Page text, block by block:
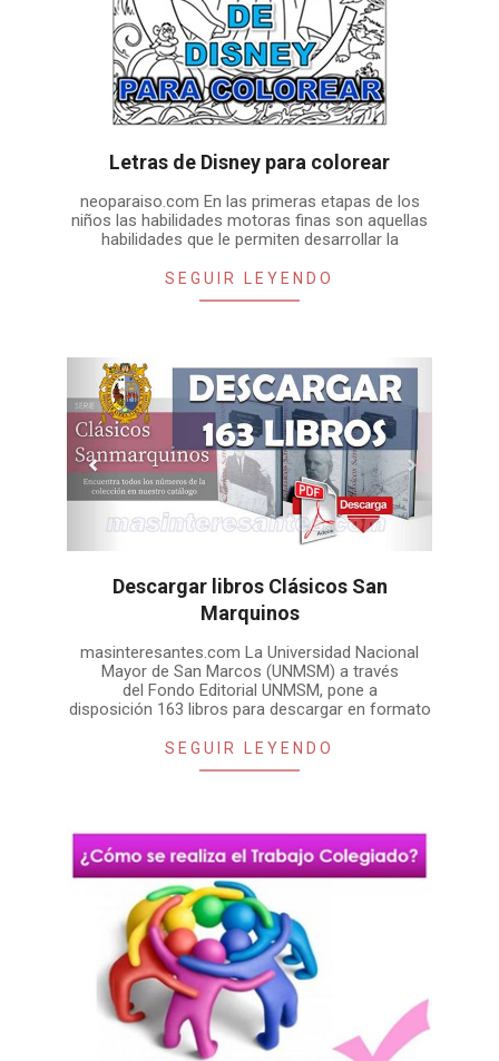
Letras de Disney para colorear
07-
19
neoparaiso.com En las primeras etapas de los
niños las habilidades motoras finas son aquellas
habilidades que le permiten desarrollar la
SEGUIR LEYENDO
Descargar libros Clásicos San
Marquinos
03-
masinteresantes.com La Universidad Nacional
Mayor de San Marcos (UNMSM) a través
del Fondo Editorial UNMSM, pone a
disposición 163 libros para descargar en formato
SEGUIR LEYENDO